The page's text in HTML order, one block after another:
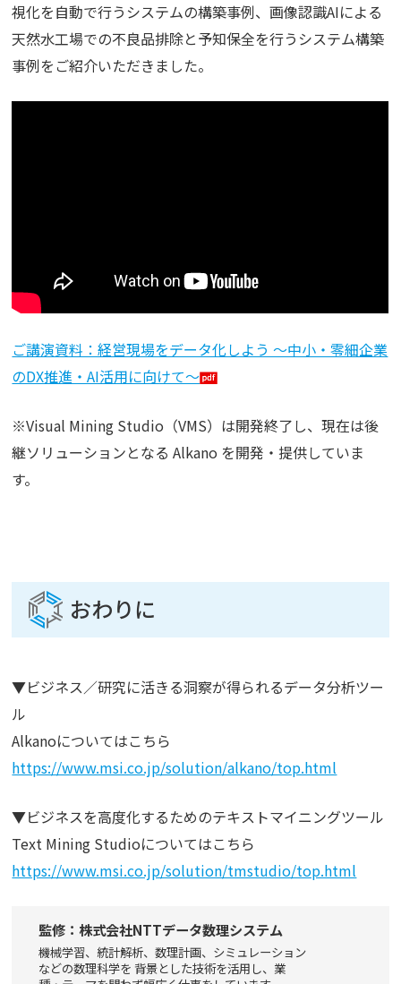
視化を自動で行うシステムの構築事例、画像認識AIによる
天然水工場での不良品排除と予知保全を行うシステム構築
事例をご紹介いただきました。
ご講演資料：経営現場をデータ化しよう ～中小・零細企業
のDX推進・AI活用に向けて～
※Visual Mining Studio（VMS）は開発終了し、現在は後
継ソリューションとなる Alkano を開発・提供していま
す。
おわりに
▼ビジネス／研究に活きる洞察が得られるデータ分析ツー
ル
Alkanoについてはこちら
https://www.msi.co.jp/solution/alkano/top.html
▼ビジネスを高度化するためのテキストマイニングツール
Text Mining Studioについてはこちら
https://www.msi.co.jp/solution/tmstudio/top.html
監修：株式会社NTTデータ数理システム
機械学習、統計解析、数理計画、シミュレーション
などの数理科学を 背景とした技術を活用し、業